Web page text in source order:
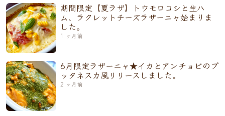
期間限定【夏ラザ】トウモロコシと生ハ
ム、ラクレットチーズラザーニャ始まりま
した。
1 ヶ月前
6月限定ラザーニャ★イカとアンチョビのプ
ッタネスカ風リリースしました。
2 ヶ月前